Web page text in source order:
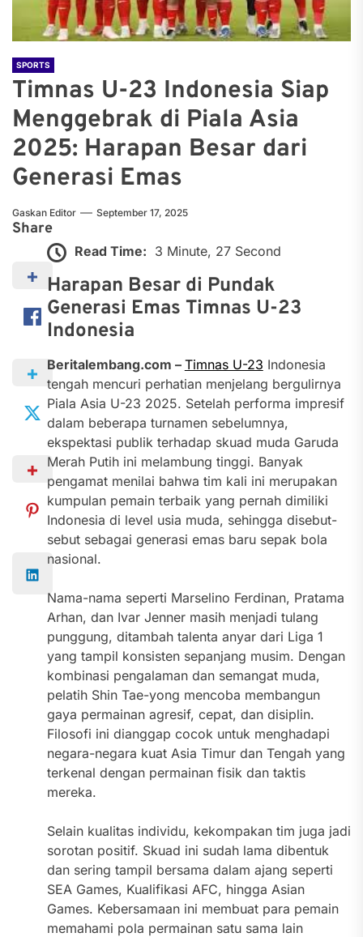
SPORTS
Timnas U-23 Indonesia Siap
Menggebrak di Piala Asia
2025: Harapan Besar dari
Generasi Emas
Gaskan Editor September 17, 2025
Share
Read Time: 3 Minute, 27 Second
Harapan Besar di Pundak
Generasi Emas Timnas U-23
Indonesia
Beritalembang.com – Timnas U-23 Indonesia
tengah mencuri perhatian menjelang bergulirnya
Piala Asia U-23 2025. Setelah performa impresif
dalam beberapa turnamen sebelumnya,
ekspektasi publik terhadap skuad muda Garuda
Merah Putih ini melambung tinggi. Banyak
pengamat menilai bahwa tim kali ini merupakan
kumpulan pemain terbaik yang pernah dimiliki
Indonesia di level usia muda, sehingga disebut-
sebut sebagai generasi emas baru sepak bola
nasional.
Nama-nama seperti Marselino Ferdinan, Pratama
Arhan, dan Ivar Jenner masih menjadi tulang
punggung, ditambah talenta anyar dari Liga 1
yang tampil konsisten sepanjang musim. Dengan
kombinasi pengalaman dan semangat muda,
pelatih Shin Tae-yong mencoba membangun
gaya permainan agresif, cepat, dan disiplin.
Filosofi ini dianggap cocok untuk menghadapi
negara-negara kuat Asia Timur dan Tengah yang
terkenal dengan permainan fisik dan taktis
mereka.
Selain kualitas individu, kekompakan tim juga jadi
sorotan positif. Skuad ini sudah lama dibentuk
dan sering tampil bersama dalam ajang seperti
SEA Games, Kualifikasi AFC, hingga Asian
Games. Kebersamaan ini membuat para pemain
memahami pola permainan satu sama lain